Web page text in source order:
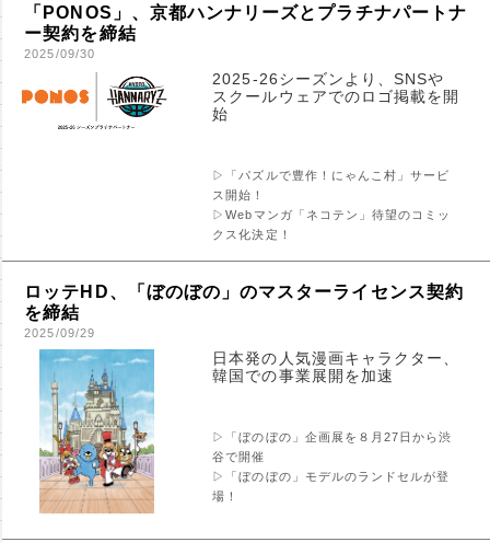
「PONOS」、京都ハンナリーズとプラチナパートナ
ー契約を締結
2025/09/30
2025-26シーズンより、SNSや
スクールウェアでのロゴ掲載を開
始
▷「パズルで豊作！にゃんこ村」サービ
ス開始！
▷Webマンガ「ネコテン」待望のコミッ
クス化決定！
ロッテHD、「ぼのぼの」のマスターライセンス契約
を締結
2025/09/29
日本発の人気漫画キャラクター、
韓国での事業展開を加速
▷「ぼのぼの」企画展を８月27日から渋
谷で開催
▷「ぼのぼの」モデルのランドセルが登
場！